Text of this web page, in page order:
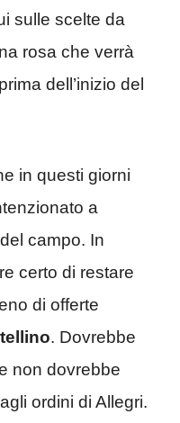
sulle scelte da
rosa che verrà
dell’inizio del
in questi giorni
a
campo. In
certo di restare
di offerte
. Dovrebbe
non dovrebbe
ordini di Allegri.